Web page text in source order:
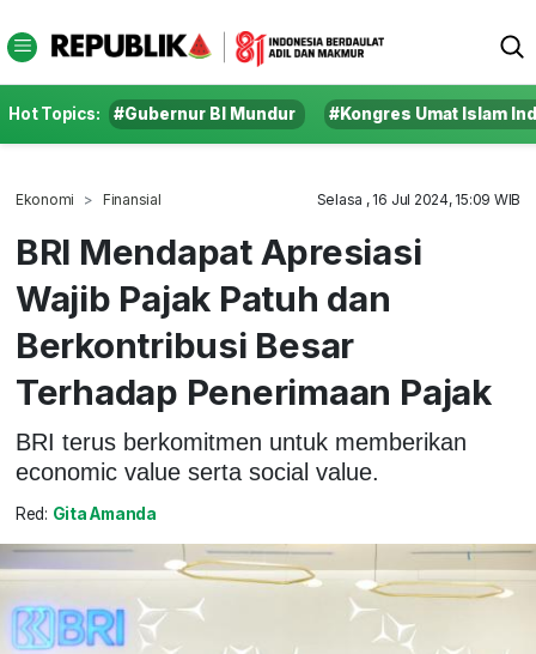
Hot Topics: #Gubernur BI Mundur #Kongres Umat Islam
Ekonomi Finansial Selasa , 16 Jul 2024, 15:09 WIB
BRI Mendapat Apresiasi
Wajib Pajak Patuh dan
Berkontribusi Besar
Terhadap Penerimaan Pajak
BRI terus berkomitmen untuk memberikan
economic value serta social value.
Red: Gita Amanda